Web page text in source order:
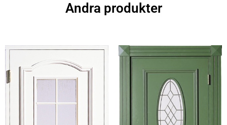
Andra produkter